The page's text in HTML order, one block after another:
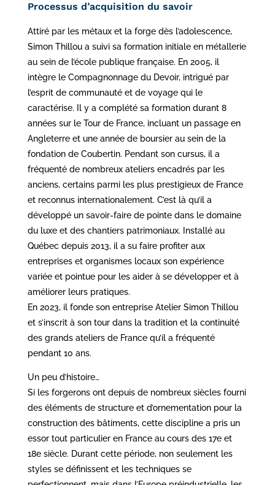
Processus d’acquisition du savoir
Attiré par les métaux et la forge dès l’adolescence,
Simon Thillou a suivi sa formation initiale en métallerie
au sein de l’école publique française. En 2005, il
intègre le Compagnonnage du Devoir, intrigué par
l’esprit de communauté et de voyage qui le
caractérise. Il y a complété sa formation durant 8
années sur le Tour de France, incluant un passage en
Angleterre et une année de boursier au sein de la
fondation de Coubertin. Pendant son cursus, il a
fréquenté de nombreux ateliers encadrés par les
anciens, certains parmi les plus prestigieux de France
et reconnus internationalement. C’est là qu’il a
développé un savoir-faire de pointe dans le domaine
du luxe et des chantiers patrimoniaux. Installé au
Québec depuis 2013, il a su faire profiter aux
entreprises et organismes locaux son expérience
variée et pointue pour les aider à se développer et à
améliorer leurs pratiques.
En 2023, il fonde son entreprise Atelier Simon Thillou
et s’inscrit à son tour dans la tradition et la continuité
des grands ateliers de France qu’il a fréquenté
pendant 10 ans.
Un peu d’histoire…
Si les forgerons ont depuis de nombreux siècles fourni
des éléments de structure et d’ornementation pour la
construction des bâtiments, cette discipline a pris un
essor tout particulier en France au cours des 17e et
18e siècle. Durant cette période, non seulement les
styles se définissent et les techniques se